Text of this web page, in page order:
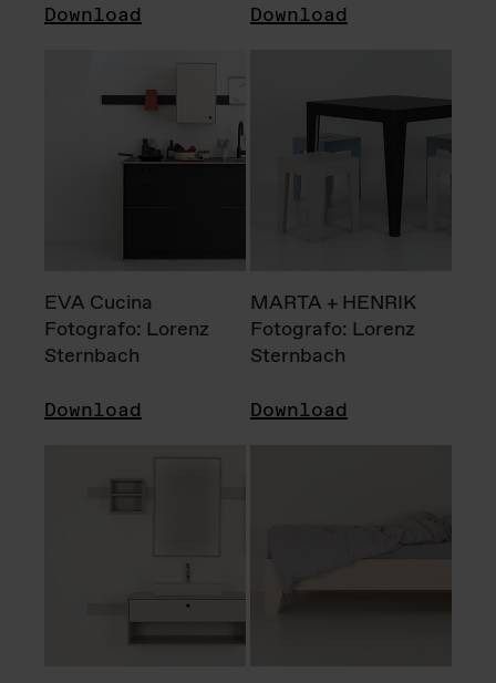
Download Download
EVA Cucina
Fotografo: Lorenz
Sternbach
Download
MARTA + HENRIK
Fotografo: Lorenz
Sternbach
Download